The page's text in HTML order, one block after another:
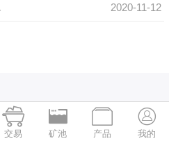
2020-11-12

交易

矿池

产品

我的